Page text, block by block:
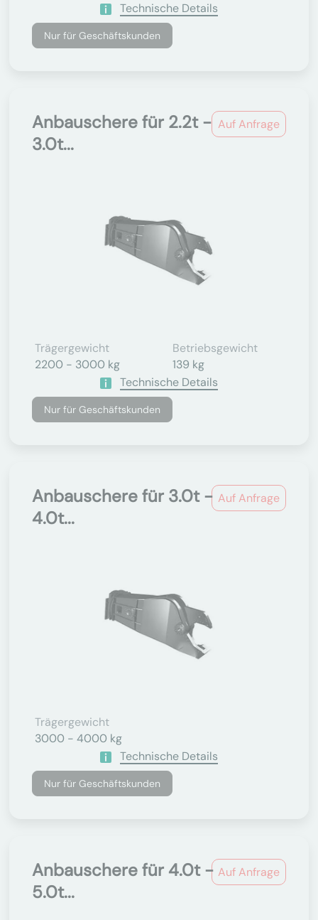
Technische Details
Nur für Geschäftskunden
Auf Anfrage
Anbauschere für 2.2t -
3.0t...
Trägergewicht
2200 - 3000 kg
Betriebsgewicht
139 kg
Technische Details
Nur für Geschäftskunden
Auf Anfrage
Anbauschere für 3.0t -
4.0t...
Trägergewicht
3000 - 4000 kg
Technische Details
Nur für Geschäftskunden
Auf Anfrage
Anbauschere für 4.0t -
5.0t...